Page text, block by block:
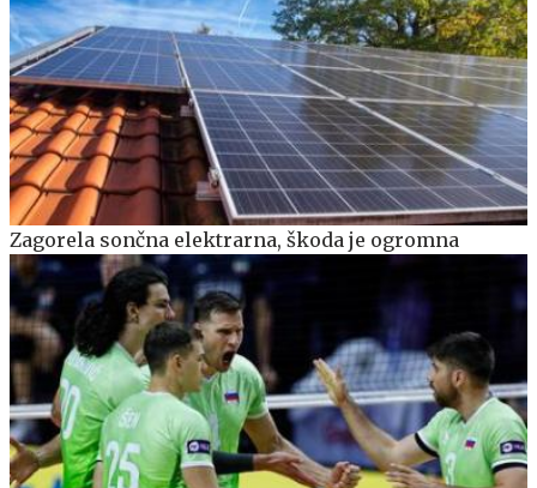
Zagorela sončna elektrarna, škoda je ogromna